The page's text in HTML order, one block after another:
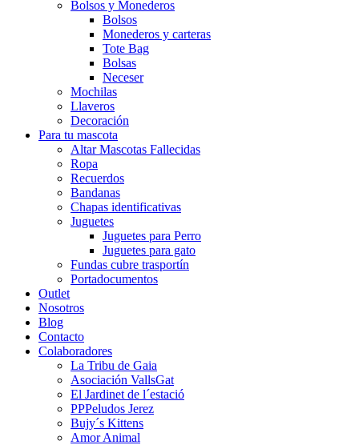
Bolsos y Monederos
Bolsos
Monederos y carteras
Tote Bag
Bolsas
Neceser
Mochilas
Llaveros
Decoración
Para tu mascota
Altar Mascotas Fallecidas
Ropa
Recuerdos
Bandanas
Chapas identificativas
Juguetes
Juguetes para Perro
Juguetes para gato
Fundas cubre trasportín
Portadocumentos
Outlet
Nosotros
Blog
Contacto
Colaboradores
La Tribu de Gaia
Asociación VallsGat
El Jardinet de l´estació
PPPeludos Jerez
Bujy´s Kittens
Amor Animal